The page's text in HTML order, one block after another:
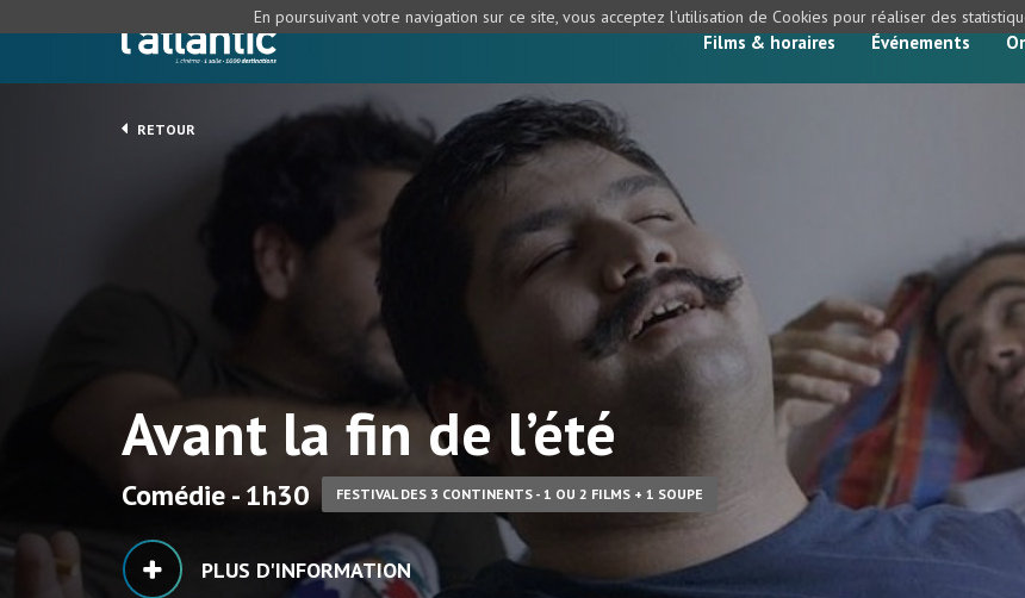
Films & horaires Événements
RETOUR
Avant la fin de l’été
Comédie - 1h30 FESTIVAL DES 3 CONTINENTS - 1 OU 2 FILMS + 1 SOUPE
PLUS D'INFORMATION
En poursuivant votre navigation sur ce site, vous acceptez l’utilisation de Cookies pour réaliser des